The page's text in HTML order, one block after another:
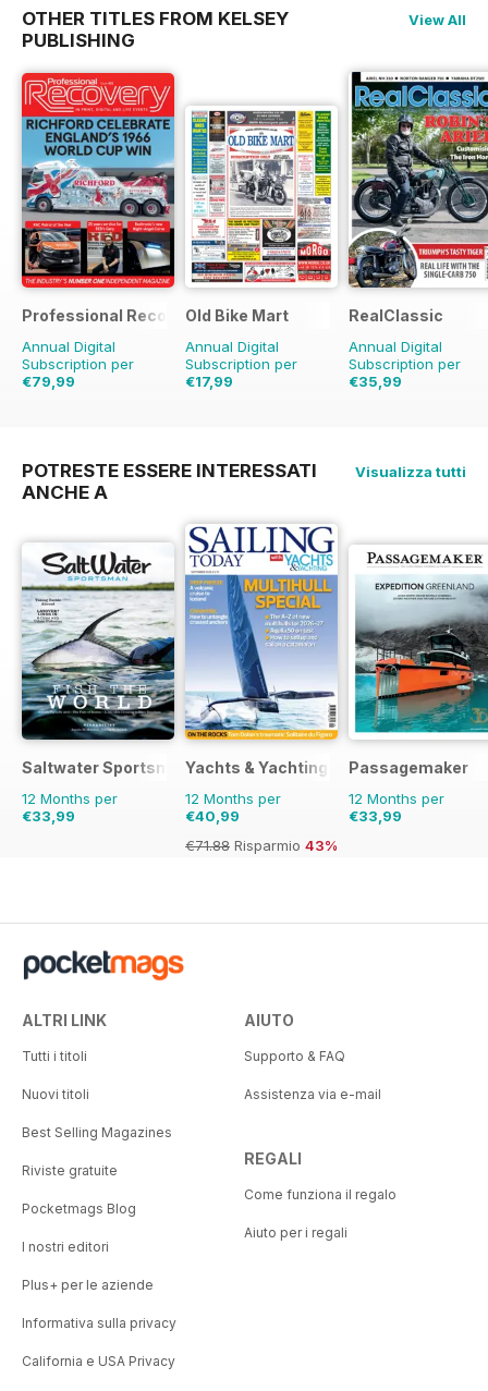
OTHER TITLES FROM KELSEY
PUBLISHING
View All
Professional Recovery Magazine
Annual Digital
Subscription per
€79,99
Old Bike Mart
Annual Digital
Subscription per
€17,99
RealClassic
Annual Digital
Subscription per
€35,99
POTRESTE ESSERE INTERESSATI
ANCHE A
Visualizza tutti
Saltwater Sportsman
12 Months per
€33,99
Yachts & Yachting
12 Months per
€40,99
€71.88 Risparmio 43%
Passagemaker
12 Months per
€33,99
ALTRI LINK
Tutti i titoli
Nuovi titoli
Best Selling Magazines
Riviste gratuite
Pocketmags Blog
I nostri editori
Plus+ per le aziende
Informativa sulla privacy
California e USA Privacy
AIUTO
Supporto & FAQ
Assistenza via e-mail
REGALI
Come funziona il regalo
Aiuto per i regali